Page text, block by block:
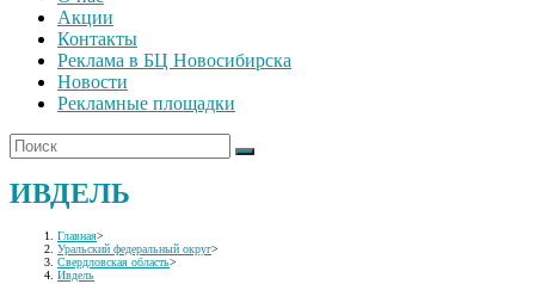
Акции
Контакты
Реклама в БЦ Новосибирска
Новости
Рекламные площадки
ИВДЕЛЬ
Главная>
Уральский федеральный округ>
Свердловская область>
Ивдель